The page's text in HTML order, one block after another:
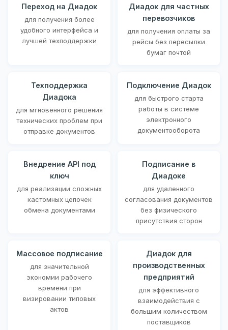
Переход на Диадок
для получения более
удобного интерфейса и
лучшей техподдержки
Диадок для частных
перевозчиков
для получения оплаты за
рейсы без пересылки
бумаг почтой
Техподдержка
Диадока
для мгновенного решения
технических проблем при
отправке документов
Подключение Диадок
для быстрого старта
работы в системе
электронного
документооборота
Внедрение API под
ключ
для реализации сложных
кастомных цепочек
обмена документами
Подписание в
Диадоке
для удаленного
согласования документов
без физического
присутствия сторон
Массовое подписание
для значительной
экономии рабочего
времени при
визировании типовых
актов
Диадок для
производственных
предприятий
для эффективного
взаимодействия с
большим количеством
поставщиков